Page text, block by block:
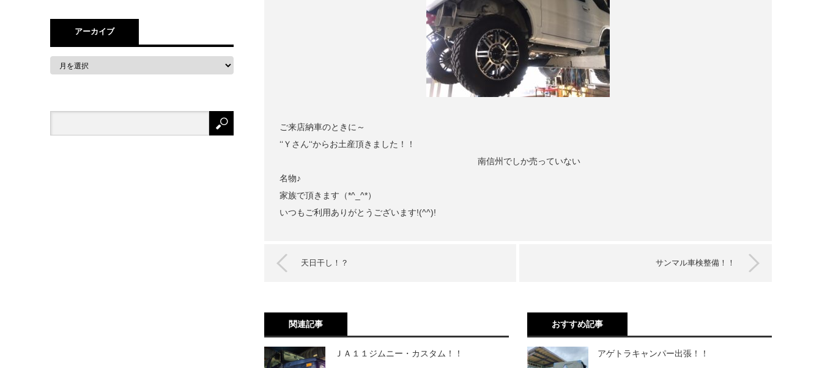
ご来店納車のときに～
‘‘Ｙさん‘‘からお土産頂きました！！
南信州でしか売っていない
名物♪
家族で頂きます（*^_^*）
いつもご利用ありがとうございます!(^^)!
天日干し！？ サンマル車検整備！！
関連記事
ＪＡ１１ジムニー・カスタム！！
おすすめ記事
アゲトラキャンパー出張！！
アーカイブ